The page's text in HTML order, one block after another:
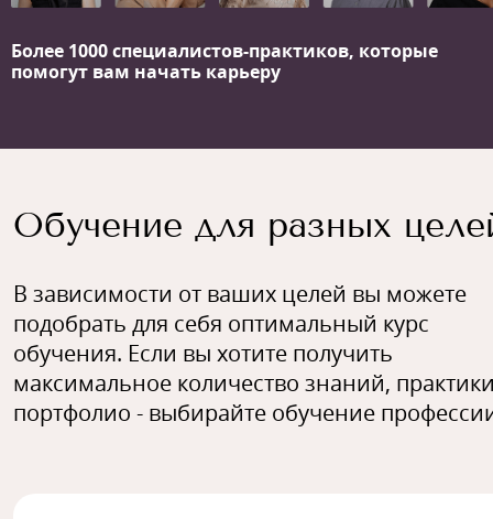
Более 1000 специалистов-практиков, которые
помогут вам начать карьеру
Обучение для разных
В зависимости от ваших целей вы можете
подобрать для себя оптимальный курс
обучения. Если вы хотите получить
максимальное количество знаний,
портфолио - выбирайте обучение